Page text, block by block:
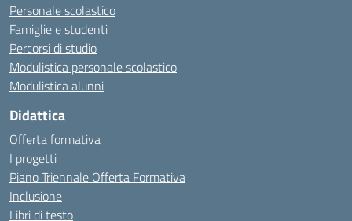
Personale scolastico
Famiglie e studenti
Percorsi di studio
Modulistica personale scolastico
Modulistica alunni
Didattica
Offerta formativa
I progetti
Piano Triennale Offerta Formativa
Inclusione
Libri di testo